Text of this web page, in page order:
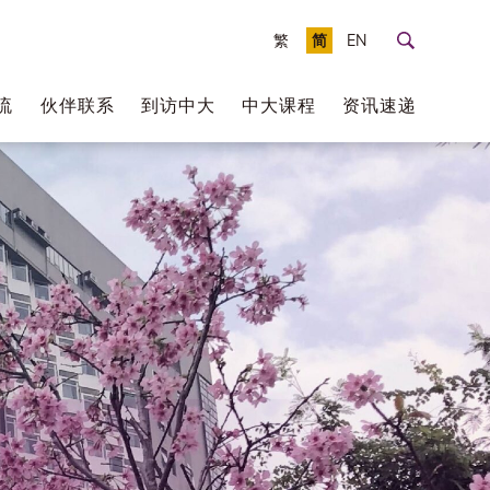
EN
繁 简
伙伴联系 到访中大 中大课程 资讯速递